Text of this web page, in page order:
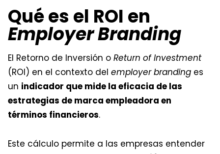
Qué es el ROI en
Employer Branding
El Retorno de Inversión o Return of Investment
(ROI) en el contexto del employer branding es
un indicador que mide la eficacia de las
estrategias de marca empleadora en
términos financieros.
Este cálculo permite a las empresas entender